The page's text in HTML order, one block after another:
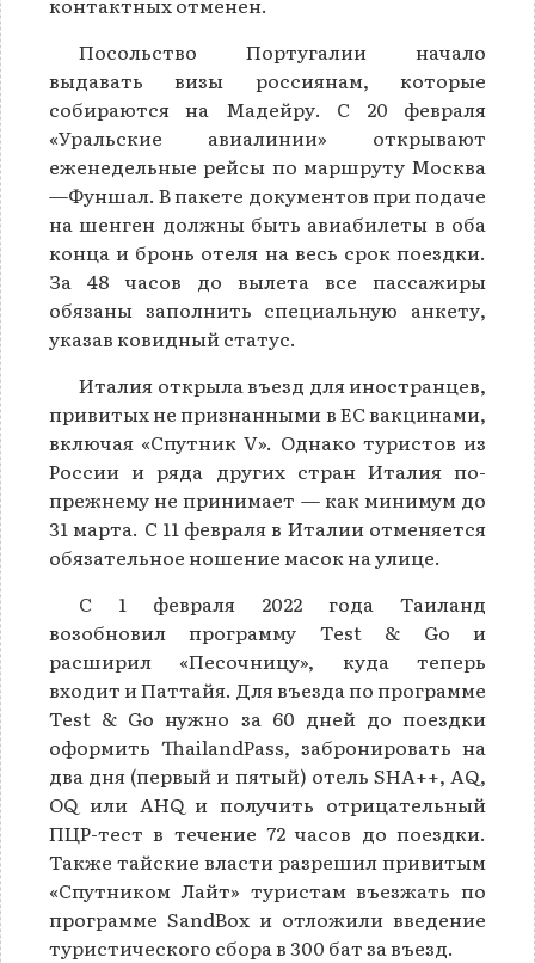
Посольство Португалии начало
выдавать визы россиянам, которые
собираются на Мадейру. С 20 февраля
«Уральские авиалинии» открывают
еженедельные рейсы по маршруту Москва
—Фуншал. В пакете документов при подаче
на шенген должны быть авиабилеты в оба
конца и бронь отеля на весь срок поездки.
За 48 часов до вылета все пассажиры
обязаны заполнить специальную анкету,
указав ковидный статус.
Италия открыла въезд для иностранцев,
привитых не признанными в ЕС вакцинами,
включая «Спутник V». Однако туристов из
России и ряда других стран Италия по-
прежнему не принимает — как минимум до
31 марта. C 11 февраля в Италии отменяется
обязательное ношение масок на улице.
С 1 февраля 2022 года Таиланд
возобновил программу Test & Go и
расширил «Песочницу», куда теперь
входит и Паттайя. Для въезда по программе
Test & Go нужно за 60 дней до поездки
оформить ThailandPass, забронировать на
два дня (первый и пятый) отель SHA++, AQ,
OQ или AHQ и получить отрицательный
ПЦР-тест в течение 72 часов до поездки.
Также тайские власти разрешил привитым
«Спутником Лайт» туристам въезжать по
программе SandBox и отложили введение
туристического сбора в 300 бат за въезд.